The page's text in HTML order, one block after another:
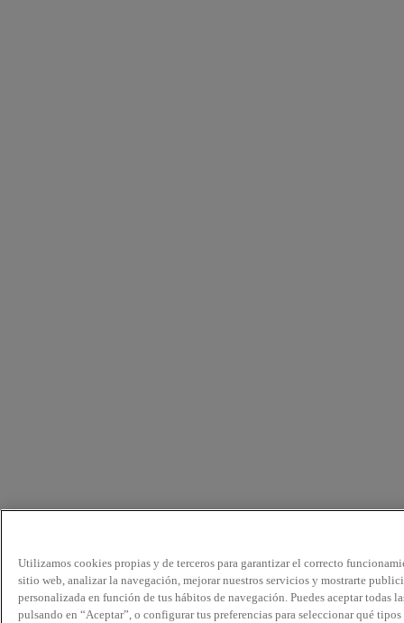
Utilizamos cookies propias y de terceros para garantizar el correcto
sitio web, analizar la navegación, mejorar nuestros servicios y mostrarte
personalizada en función de tus hábitos de navegación. Puedes aceptar todas
pulsando en “Aceptar”, o configurar tus preferencias para seleccionar qué tipos